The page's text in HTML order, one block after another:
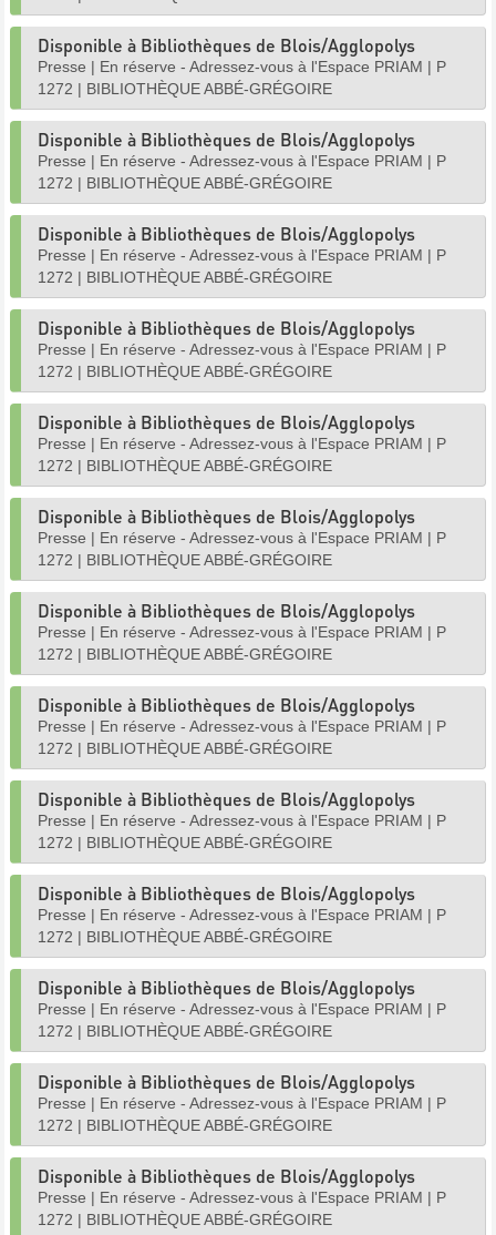
Disponible à Bibliothèques de Blois/Agglopolys
Presse | En réserve - Adressez-vous à l'Espace PRIAM | P
1272 | BIBLIOTHÈQUE ABBÉ-GRÉGOIRE
Disponible à Bibliothèques de Blois/Agglopolys
Presse | En réserve - Adressez-vous à l'Espace PRIAM | P
1272 | BIBLIOTHÈQUE ABBÉ-GRÉGOIRE
Disponible à Bibliothèques de Blois/Agglopolys
Presse | En réserve - Adressez-vous à l'Espace PRIAM | P
1272 | BIBLIOTHÈQUE ABBÉ-GRÉGOIRE
Disponible à Bibliothèques de Blois/Agglopolys
Presse | En réserve - Adressez-vous à l'Espace PRIAM | P
1272 | BIBLIOTHÈQUE ABBÉ-GRÉGOIRE
Disponible à Bibliothèques de Blois/Agglopolys
Presse | En réserve - Adressez-vous à l'Espace PRIAM | P
1272 | BIBLIOTHÈQUE ABBÉ-GRÉGOIRE
Disponible à Bibliothèques de Blois/Agglopolys
Presse | En réserve - Adressez-vous à l'Espace PRIAM | P
1272 | BIBLIOTHÈQUE ABBÉ-GRÉGOIRE
Disponible à Bibliothèques de Blois/Agglopolys
Presse | En réserve - Adressez-vous à l'Espace PRIAM | P
1272 | BIBLIOTHÈQUE ABBÉ-GRÉGOIRE
Disponible à Bibliothèques de Blois/Agglopolys
Presse | En réserve - Adressez-vous à l'Espace PRIAM | P
1272 | BIBLIOTHÈQUE ABBÉ-GRÉGOIRE
Disponible à Bibliothèques de Blois/Agglopolys
Presse | En réserve - Adressez-vous à l'Espace PRIAM | P
1272 | BIBLIOTHÈQUE ABBÉ-GRÉGOIRE
Disponible à Bibliothèques de Blois/Agglopolys
Presse | En réserve - Adressez-vous à l'Espace PRIAM | P
1272 | BIBLIOTHÈQUE ABBÉ-GRÉGOIRE
Disponible à Bibliothèques de Blois/Agglopolys
Presse | En réserve - Adressez-vous à l'Espace PRIAM | P
1272 | BIBLIOTHÈQUE ABBÉ-GRÉGOIRE
Disponible à Bibliothèques de Blois/Agglopolys
Presse | En réserve - Adressez-vous à l'Espace PRIAM | P
1272 | BIBLIOTHÈQUE ABBÉ-GRÉGOIRE
Disponible à Bibliothèques de Blois/Agglopolys
Presse | En réserve - Adressez-vous à l'Espace PRIAM | P
1272 | BIBLIOTHÈQUE ABBÉ-GRÉGOIRE